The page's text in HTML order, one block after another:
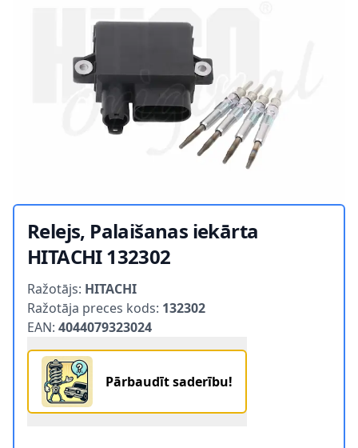
Relejs, Palaišanas iekārta
HITACHI 132302
Ražotājs: HITACHI
Ražotāja preces kods: 132302
EAN: 4044079323024
Pārbaudīt saderību!